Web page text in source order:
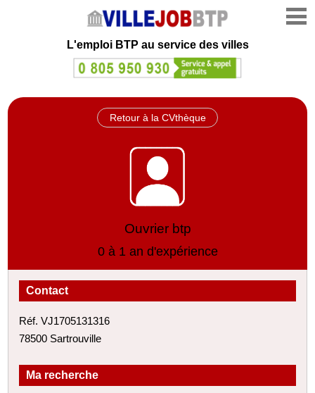
L'emploi BTP au service des villes
Retour à la CVthèque
Ouvrier btp
0 à 1 an d'expérience
Contact
Réf. VJ1705131316
78500 Sartrouville
Ma recherche